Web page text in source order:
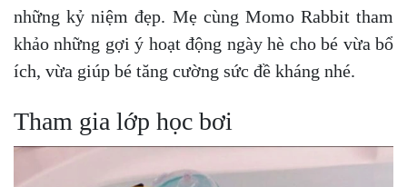
những kỷ niệm đẹp. Mẹ cùng Momo Rabbit tham
khảo những gợi ý hoạt động ngày hè cho bé vừa bổ
ích, vừa giúp bé tăng cường sức đề kháng nhé.
Tham gia lớp học bơi